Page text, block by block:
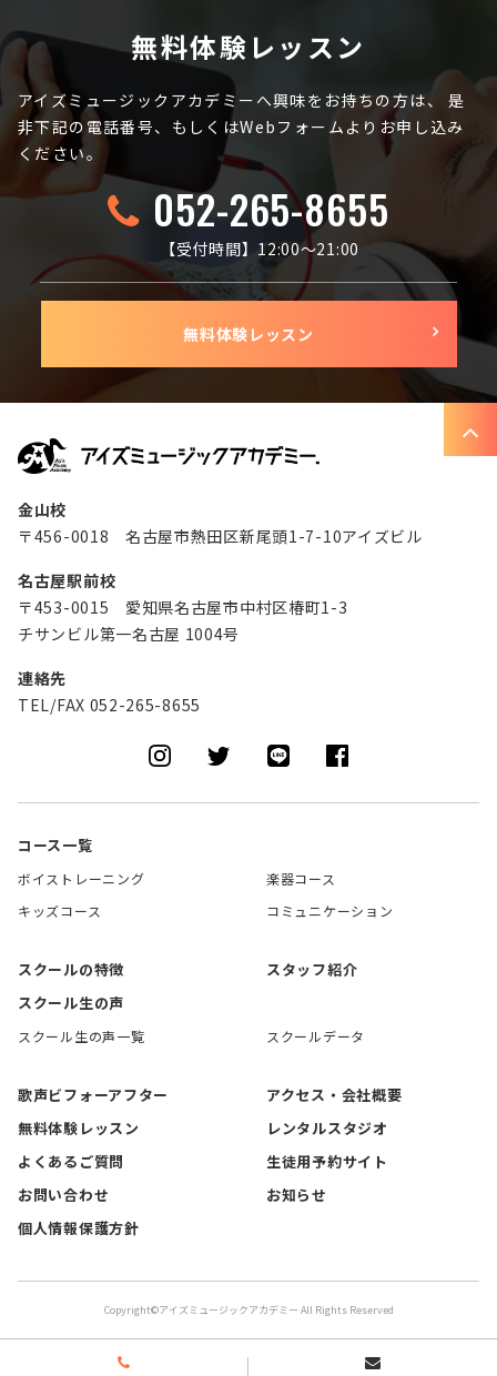
無料体験レッスン
アイズミュージックアカデミーへ興味をお持ちの方は、
是
非下記の電話番号、もしくはWebフォームよりお申し込み
ください。
052-265-8655
【受付時間】12:00〜21:00
無料体験レッスン
金山校
〒456-0018 名古屋市熱田区新尾頭1-7-10アイズビル
名古屋駅前校
〒453-0015 愛知県名古屋市中村区椿町1-3
チサンビル第一名古屋 1004号
連絡先
TEL/FAX 052-265-8655
コース一覧
ボイストレーニング
楽器コース
キッズコース
コミュニケーション
スクールの特徴
スタッフ紹介
スクール生の声
スクール生の声一覧 スクールデータ
歌声ビフォーアフター
アクセス・会社概要
無料体験レッスン
レンタルスタジオ
よくあるご質問
生徒用予約サイト
お問い合わせ
お知らせ
個人情報保護方針
Copyright©アイズミュージックアカデミー All Rights Reserved